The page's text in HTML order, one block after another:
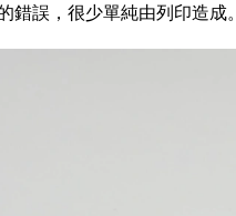
錯誤，很少單純由列印造